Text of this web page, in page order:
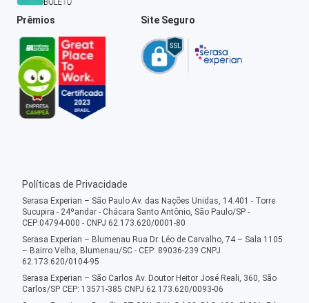
Prêmios Site Seguro
Políticas de Privacidade
Serasa Experian – São Paulo Av. das Nações Unidas, 14.401 - Torre
Sucupira - 24ºandar - Chácara Santo Antônio, São Paulo/SP -
CEP:04794-000 - CNPJ 62.173.620/0001-80
Serasa Experian – Blumenau Rua Dr. Léo de Carvalho, 74 – Sala 1105
– Bairro Velha, Blumenau/SC - CEP: 89036-239 CNPJ
62.173.620/0104-95
Serasa Experian – São Carlos Av. Doutor Heitor José Reali, 360, São
Carlos/SP CEP: 13571-385 CNPJ 62.173.620/0093-06